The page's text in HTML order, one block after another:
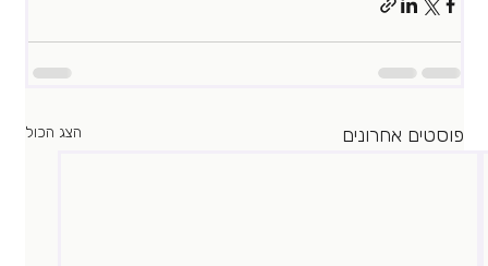
פוסטים אחרונים הצג הכול